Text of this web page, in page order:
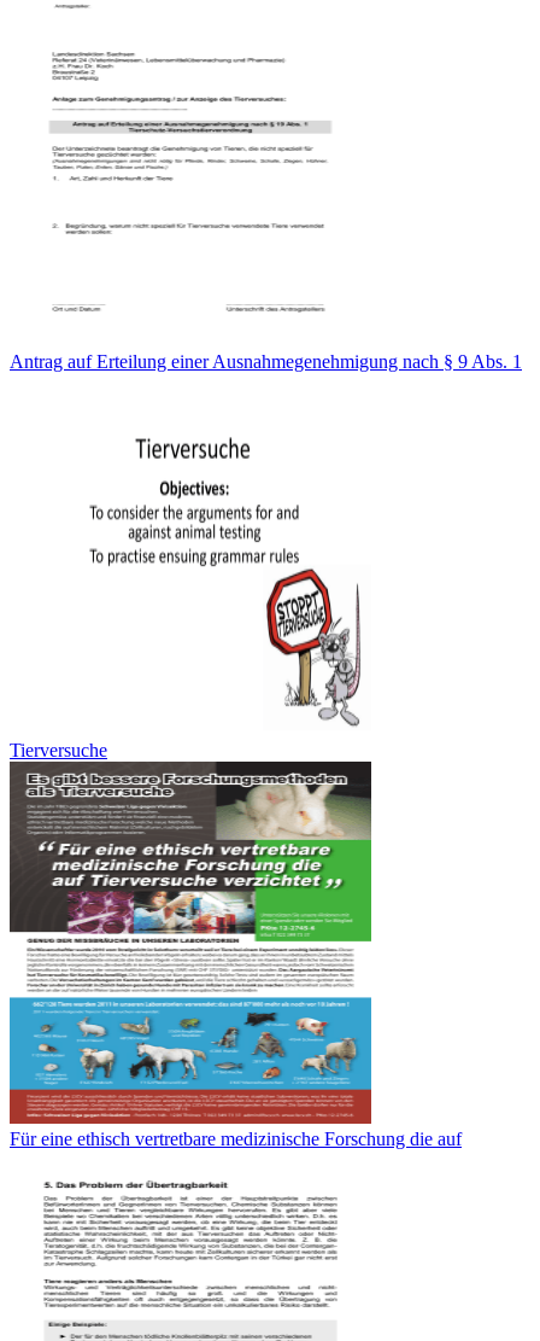
Antrag auf Erteilung einer Ausnahmegenehmigung nach § 9 Abs. 1
Tierversuche
Für eine ethisch vertretbare medizinische Forschung die auf